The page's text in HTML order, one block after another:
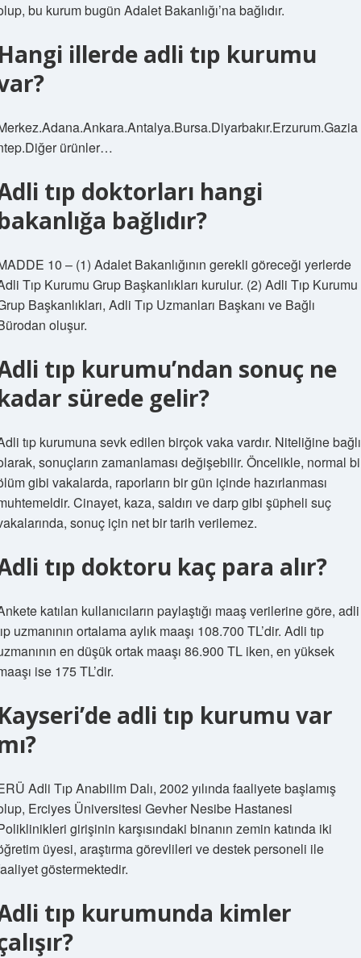
bu kurum bugün Adalet Bakanlığı’na bağlıdır.
illerde adli tıp kurumu
ürünler…
tıp doktorları hangi
bağlıdır?
10 – (1) Adalet Bakanlığının gerekli göreceği yerlerde
Tıp Kurumu Grup Başkanlıkları kurulur. (2) Adli Tıp Kurumu
Başkanlıkları, Adli Tıp Uzmanları Başkanı ve Bağlı
oluşur.
tıp kurumu’ndan sonuç ne
sürede gelir?
tıp kurumuna sevk edilen birçok vaka vardır. Niteliğine bağlı
sonuçların zamanlaması değişebilir. Öncelikle, normal
gibi vakalarda, raporların bir gün içinde hazırlanması
Cinayet, kaza, saldırı ve darp gibi şüpheli suç
sonuç için net bir tarih verilemez.
tıp doktoru kaç para alır?
katılan kullanıcıların paylaştığı maaş verilerine göre, adli
uzmanının ortalama aylık maaşı 108.700 TL’dir. Adli tıp
en düşük ortak maaşı 86.900 TL iken, en yüksek
ise 175 TL’dir.
adli tıp kurumu var
Adli Tıp Anabilim Dalı, 2002 yılında faaliyete başlamış
Erciyes Üniversitesi Gevher Nesibe Hastanesi
girişinin karşısındaki binanın zemin katında iki
üyesi, araştırma görevlileri ve destek personeli ile
göstermektedir.
tıp kurumunda kimler